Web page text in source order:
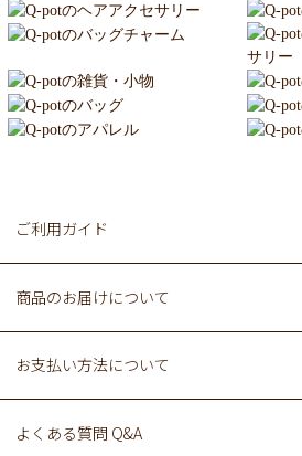
ご利用ガイド
商品のお届けについて
お支払い方法について
よくある質問 Q&A